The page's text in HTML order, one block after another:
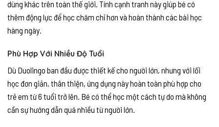
dùng khác trên toàn thế giới. Tính cạnh tranh này giúp bé có
thêm động lực để học chăm chỉ hơn và hoàn thành các bài học
hàng ngày.
Phù Hợp Với Nhiều Độ Tuổi
Dù Duolingo ban đầu được thiết kế cho người lớn, nhưng với lối
học đơn giản, thân thiện, ứng dụng này hoàn toàn phù hợp cho
trẻ em từ 6 tuổi trở lên. Bé có thể học một cách tự do mà không
cần sự hướng dẫn quá nhiều từ người lớn.